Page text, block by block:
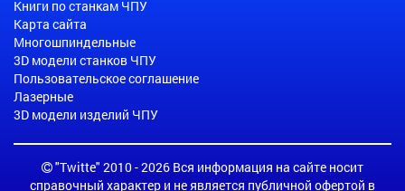
Книги по станкам ЧПУ
Карта сайта
Многошпиндельные
3D модели станков ЧПУ
Пользовательское соглашение
Лазерные
3D модели изделий ЧПУ
"Twitte" 2010 - 2026 Вся информация на сайте носит
справочный характер и не является публичной офертой в